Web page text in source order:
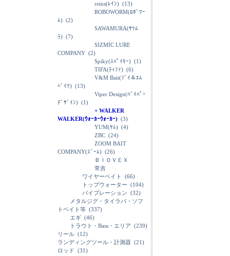
reins(ﾚｲﾝ) (13)
ROBOWORM(ﾛﾎﾞﾜｰ
ﾑ) (2)
SAWAMURA(ｻﾜﾑ
ﾗ) (7)
SIZMIC LURE
COMPANY (2)
Spiky(ｽﾊﾟｲｷｰ) (1)
TIFA(ﾃｨﾌｧ) (6)
V&M Bait(ﾌﾞｲ＆ｴﾑ
ﾍﾞｲﾂ) (13)
Viper Design(ﾊﾞｲﾊﾟｰ
ﾃﾞｻﾞｲﾝ) (1)
+ WALKER
WALKER(ｳｫｰｶｰｳｫｰｶｰ) (3)
YUM(ﾔﾑ) (4)
ZBC (24)
ZOOM BAIT
COMPANY(ｽﾞｰﾑ) (26)
ＢＩＯＶＥＸ
常吉
ワイヤーベイト
(66)
トップウォーター (104)
バイブレーション (32)
メタルジグ・タイラバ・ソフ
トベイト等 (337)
エギ (46)
トラウト・Bass・エリア (239)
リール (12)
ランディングツール・計測器 (21)
ロッド (31)